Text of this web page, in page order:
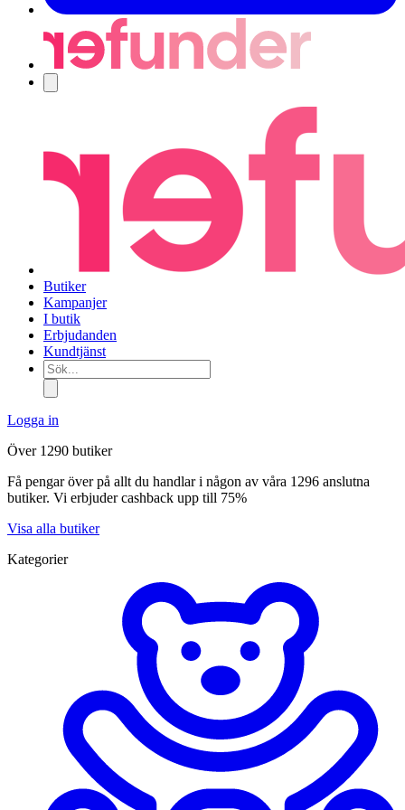
Butiker
Kampanjer
I butik
Erbjudanden
Kundtjänst
Sök...
Logga in
Över 1290 butiker
Få pengar över på allt du handlar i någon av våra 1296 anslutna
butiker. Vi erbjuder cashback upp till 75%
Visa alla butiker
Kategorier